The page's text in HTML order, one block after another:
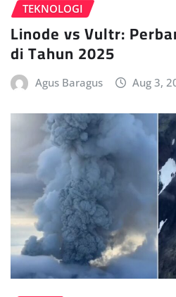
TEKNOLOGI
Linode vs Vultr:
di Tahun 2025
Agus Baragus Aug 3,